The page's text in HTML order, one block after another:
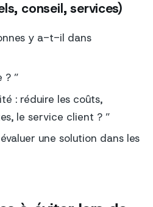
conseil, services)
y a-t-il dans
? ”
: réduire les coûts,
le service client ? ”
une solution dans les